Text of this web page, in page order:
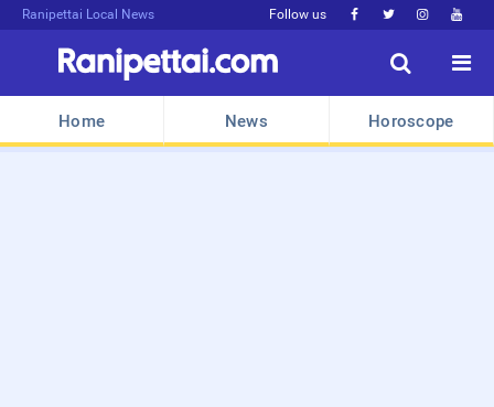
Ranipettai Local News Follow us    


Home News Horoscope